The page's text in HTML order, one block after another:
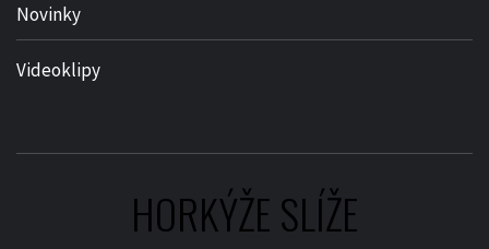
Novinky
Videoklipy
HORKÝŽE SLÍŽE